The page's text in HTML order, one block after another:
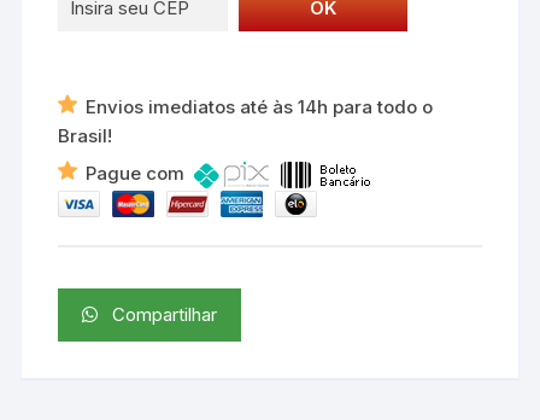
Envios imediatos até às 14h para todo o
Brasil!
Pague com
Compartilhar